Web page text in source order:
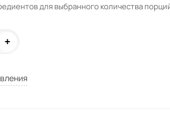
для выбранного количества
+